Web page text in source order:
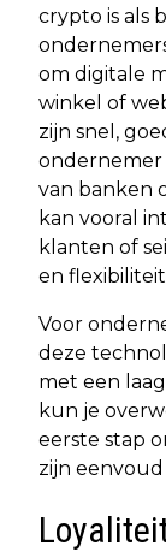
crypto is als
om digitale
winkel of
zijn snel,
ondernemer
van banken
kan vooral
klanten of
en
Voor
deze
met een
kun je
eerste stap
zijn